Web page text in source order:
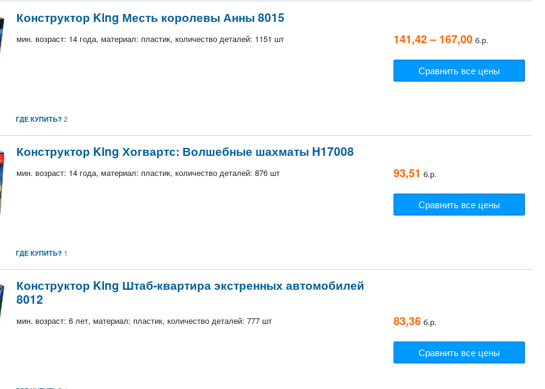
Конструктор King Месть королевы Анны 8015
мин. возраст: 14 года, материал: пластик, количество деталей: 1151 шт 141,42 – 167,00 б.р.
Сравнить все цены
ГДЕ КУПИТЬ? 2
Конструктор King Хогвартс: Волшебные шахматы H17008
мин. возраст: 14 года, материал: пластик, количество деталей: 876 шт 93,51 б.р.
Сравнить все цены
ГДЕ КУПИТЬ? 1
Конструктор King Штаб-квартира экстренных автомобилей
8012
мин. возраст: 6 лет, материал: пластик, количество деталей: 777 шт 83,36 б.р.
Сравнить все цены